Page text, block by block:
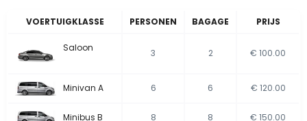
VOERTUIGKLASSE PERSONEN BAGAGE PRIJS
Saloon 3 2 € 100.00
Minivan A 6 6 € 120.00
Minibus B 8 8 € 150.00